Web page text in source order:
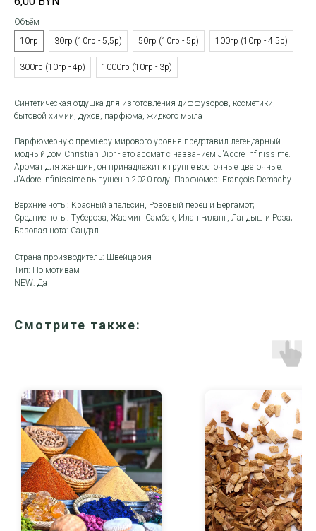
Объём
10гр
30гр (10гр - 5,5р) 50гр (10гр - 5р) 100гр (10гр - 4,5р)
300гр (10гр - 4р) 1000гр (10гр - 3р)
Синтетическая отдушка для изготовления диффузоров, косметики,
бытовой химии, духов, парфюма, жидкого мыла
Парфюмерную премьеру мирового уровня представил легендарный
модный дом Christian Dior - это аромат с названием J'Adore Infinissime.
Аромат для женщин, он принадлежит к группе восточные цветочные.
J'Adore Infinissime выпущен в 2020 году. Парфюмер: François Demachy.
Верхние ноты: Красный апельсин, Розовый перец и Бергамот;
Средние ноты: Тубероза, Жасмин Самбак, Иланг-иланг, Ландыш и Роза;
Базовая нота: Сандал.
Страна производитель: Швейцария
Тип: По мотивам
NEW: Да
Смотрите также: